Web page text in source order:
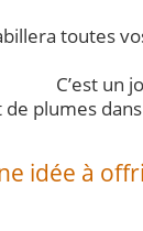
toutes
C’est un
de plumes
idée à